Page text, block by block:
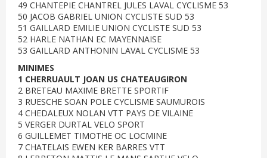
49 CHANTEPIE CHANTREL JULES LAVAL CYCLISME 53
50 JACOB GABRIEL UNION CYCLISTE SUD 53
51 GAILLARD EMILIE UNION CYCLISTE SUD 53
52 HARLE NATHAN EC MAYENNAISE
53 GAILLARD ANTHONIN LAVAL CYCLISME 53
MINIMES
1 CHERRUAULT JOAN US CHATEAUGIRON
2 BRETEAU MAXIME BRETTE SPORTIF
3 RUESCHE SOAN POLE CYCLISME SAUMUROIS
4 CHEDALEUX NOLAN VTT PAYS DE VILAINE
5 VERGER DURTAL VELO SPORT
6 GUILLEMET TIMOTHE OC LOCMINE
7 CHATELAIS EWEN KER BARRES VTT